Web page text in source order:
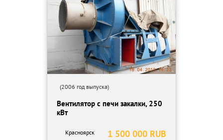
(2006 год выпуска)
Вентилятор с печи закалки, 250
кВт
1 500 000 RUB
Красноярск